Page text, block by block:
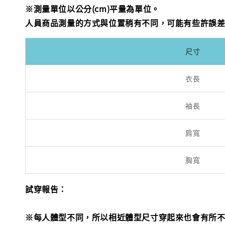
※測量單位以公分(cm)平量為單位。
人員商品測量的方式與位置稍有不同，可能有些許誤差
尺寸
衣長
袖長
肩寬
胸寬
試穿報告：
※每人體型不同，所以相近體型尺寸穿起來也會有所不